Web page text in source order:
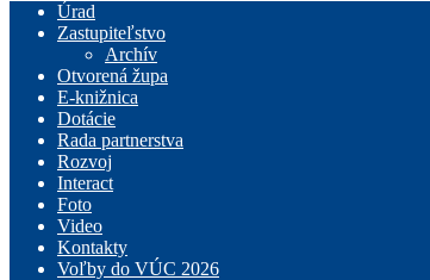
Úrad
Zastupiteľstvo
Archív
Otvorená župa
E-knižnica
Dotácie
Rada partnerstva
Rozvoj
Interact
Foto
Video
Kontakty
Voľby do VÚC 2026